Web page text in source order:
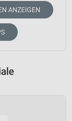
ANZEIGEN